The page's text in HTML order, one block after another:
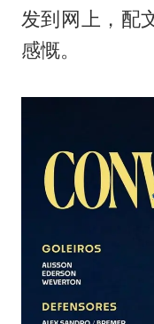
发到网上，配
感慨。